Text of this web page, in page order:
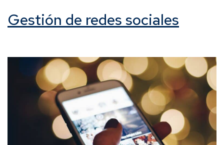
Gestión de redes sociales